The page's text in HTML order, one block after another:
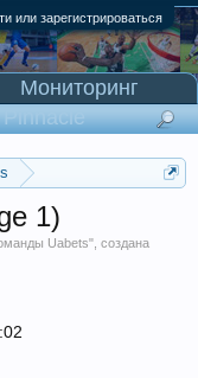
или зарегистрироваться
1)
Uabets", создана
Мониторинг